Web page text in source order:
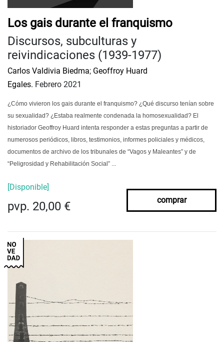
Los gais durante el franquismo
Discursos, subculturas y
reivindicaciones (1939-1977)
Carlos Valdivia Biedma; Geoffroy Huard
Egales. Febrero 2021
¿Cómo vivieron los gais durante el franquismo? ¿Qué discurso tenían sobre
su sexualidad? ¿Estaba realmente condenada la homosexualidad? El
historiador Geoffroy Huard intenta responder a estas preguntas a partir de
numerosos periódicos, libros, testimonios, informes policiales y médicos,
documentos de archivo de los tribunales de “Vagos y Maleantes” y de
“Peligrosidad y Rehabilitación Social” ...
[Disponible]
pvp. 20,00 € comprar